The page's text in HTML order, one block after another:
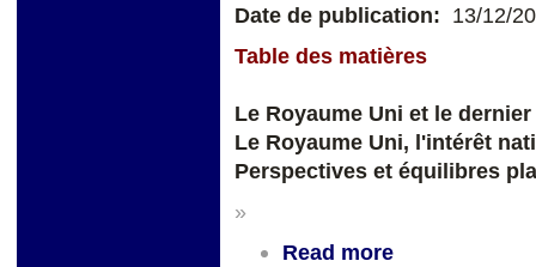
Date de publication: 13/12/
Table des matières
Le Royaume Uni et le
Le Royaume Uni, l'intérêt
Perspectives et équilibres
»
Read more